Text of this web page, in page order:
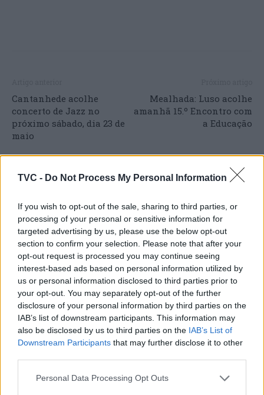
TVC - Do Not Process My Personal Information
If you wish to opt-out of the sale, sharing to third parties, or
processing of your personal or sensitive information for
targeted advertising by us, please use the below opt-out
section to confirm your selection. Please note that after your
opt-out request is processed you may continue seeing
interest-based ads based on personal information utilized by
us or personal information disclosed to third parties prior to
your opt-out. You may separately opt-out of the further
disclosure of your personal information by third parties on the
IAB’s list of downstream participants. This information may
also be disclosed by us to third parties on the IAB’s List of
Downstream Participants that may further disclose it to other
Personal Data Processing Opt Outs
Cantanhede acolhe
concerto de Jazz no
próximo sábado, dia 23 de
maio
Mealhada: Luso acolhe
amanhã 15.º Encontro com
a Educação
Deputados do PSD saúdam Banda
Sinfónica da ARMAB pelo 1º lugar no
certame internacional de Valência